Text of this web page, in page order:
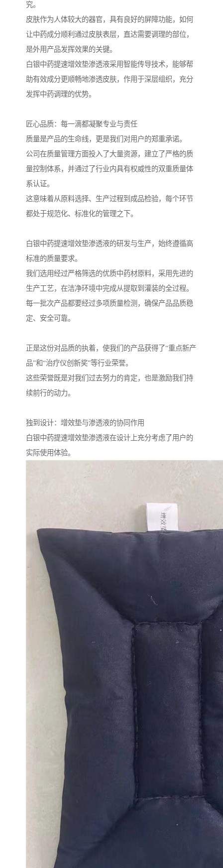
究。
皮肤作为人体较大的器官，具有良好的屏障功能，如何
让中药成分顺利通过皮肤表层，直达需要调理的部位，
是外用产品发挥效果的关键。
白银中药提速增效垫渗透液采用智能传导技术，能够帮
助有效成分更顺畅地渗透皮肤，作用于深层组织，充分
发挥中药调理的优势。
匠心品质：每一滴都凝聚专业与责任
质量是产品的生命线，更是我们对用户的郑重承诺。
公司在质量管理方面投入了大量资源，建立了严格的质
量控制体系，并通过了行业内具有权威性的双重质量体
系认证。
这意味着从原料选择、生产过程到成品检验，每个环节
都处于规范化、标准化的管理之下。
白银中药提速增效垫渗透液的研发与生产，始终遵循高
标准的质量要求。
我们选用经过严格筛选的优质中药材原料，采用先进的
生产工艺，在洁净环境中完成从提取到灌装的全过程。
每一批次产品都要经过多项质量检测，确保产品品质稳
定、安全可靠。
正是这份对品质的执着，使我们的产品获得了“重点新产
品”和“治疗仪创新奖”等行业荣誉。
这些荣誉既是对我们过去努力的肯定，也是激励我们持
续前行的动力。
独到设计：增效垫与渗透液的协同作用
白银中药提速增效垫渗透液在设计上充分考虑了用户的
实际使用体验。